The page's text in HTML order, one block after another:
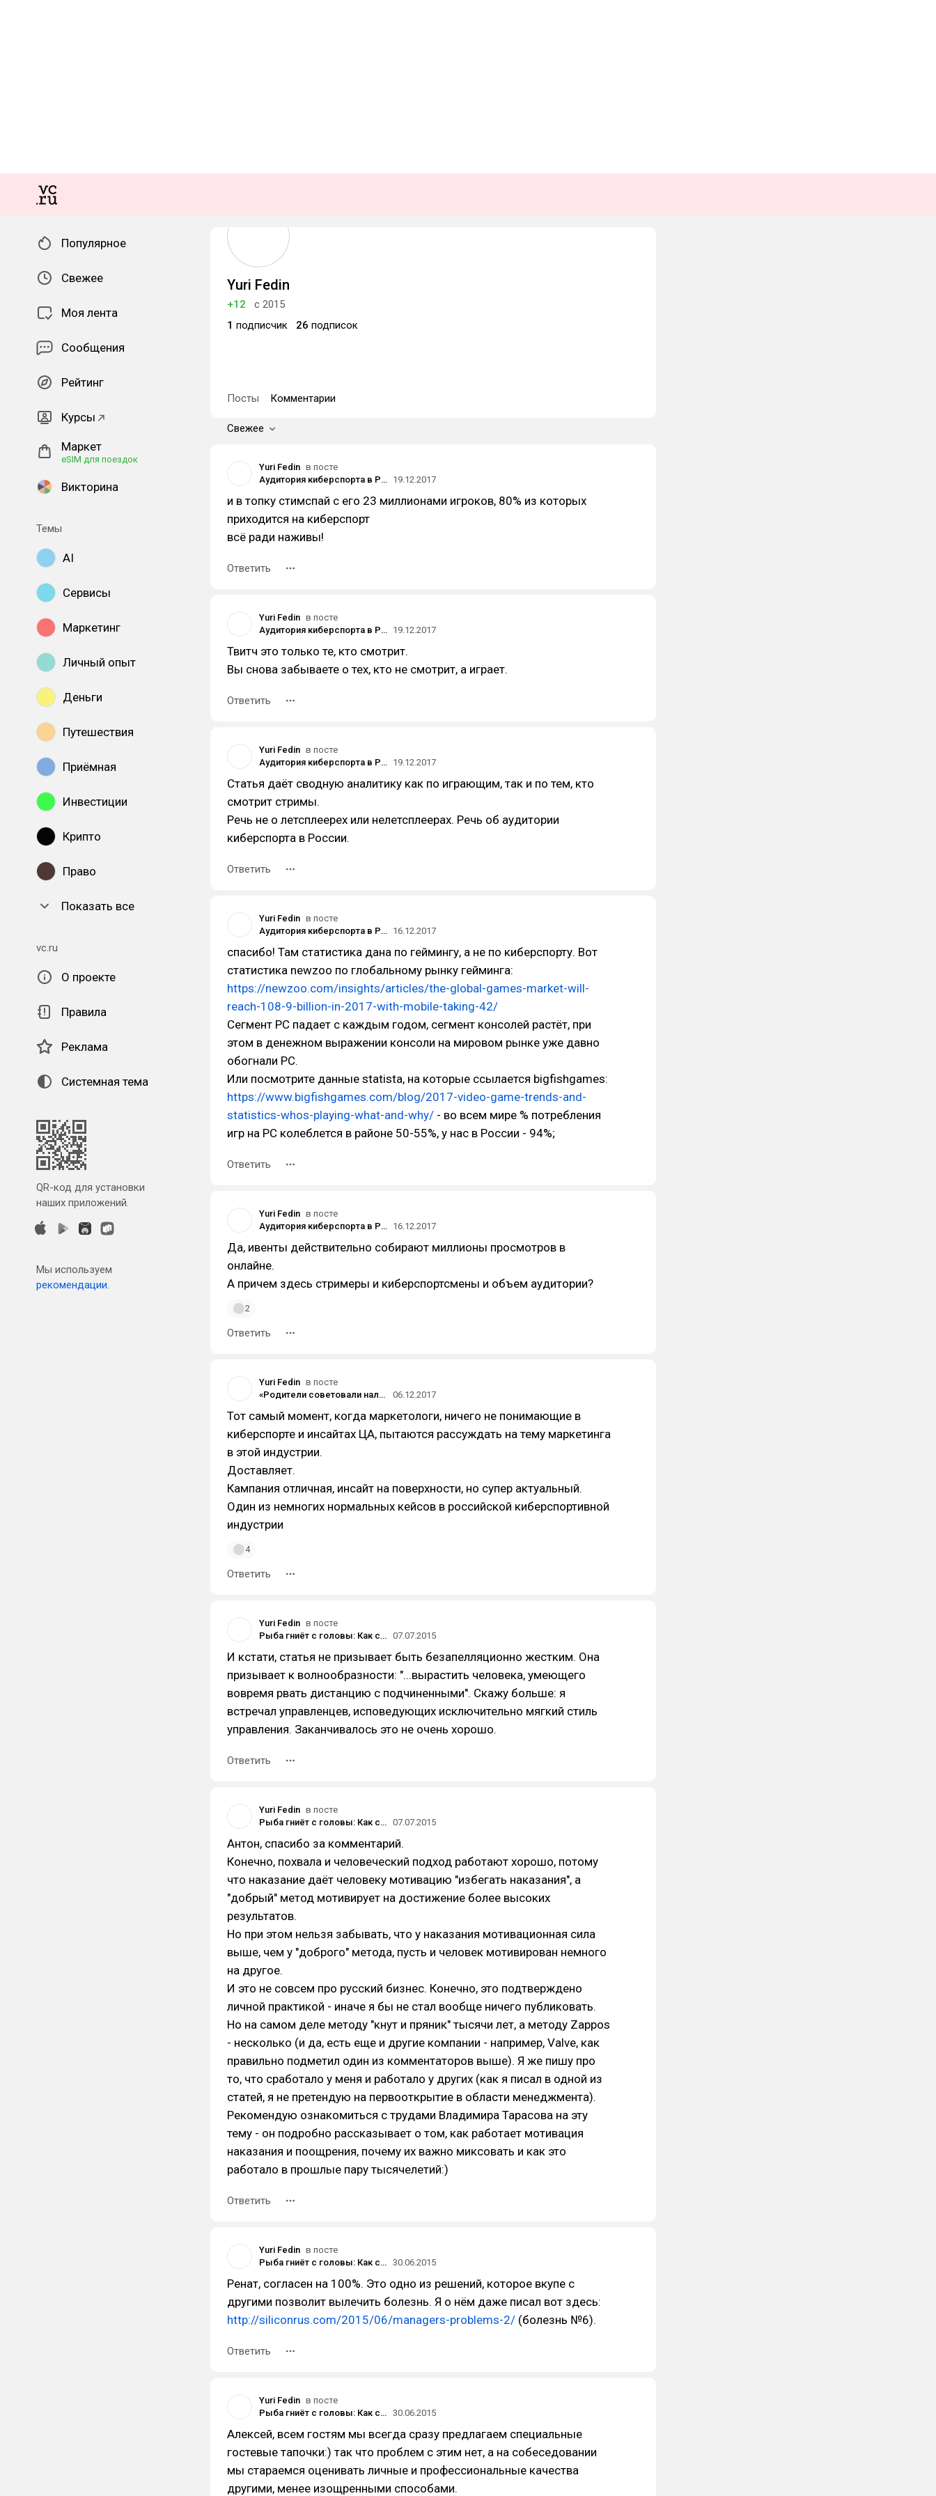
Популярное
Свежее
Моя лента
Сообщения
Рейтинг
Курсы
Маркет
eSIM для поездок
Викторина
Темы
AI
Сервисы
Маркетинг
Личный опыт
Деньги
Путешествия
Приёмная
Инвестиции
Крипто
Право
Показать все
vc.ru
О проекте
Правила
Реклама
Системная тема
QR-код для установки
наших приложений.
Мы используем
рекомендации.
Yuri Fedin
+12
с 2015
1 подписчик 26 подписок
Посты Комментарии
Свежее
Yuri Fedin в посте
Аудитория киберспорта в России: стоит ли заходить на этот рынок 19.12.2017
и в топку стимспай с его 23 миллионами игроков, 80% из которых
приходится на киберспорт
всё ради наживы!
Ответить
Yuri Fedin в посте
Аудитория киберспорта в России: стоит ли заходить на этот рынок 19.12.2017
Твитч это только те, кто смотрит.
Вы снова забываете о тех, кто не смотрит, а играет.
Ответить
Yuri Fedin в посте
Аудитория киберспорта в России: стоит ли заходить на этот рынок 19.12.2017
Статья даёт сводную аналитику как по играющим, так и по тем, кто
смотрит стримы.
Речь не о летсплеерех или нелетсплеерах. Речь об аудитории
киберспорта в России.
Ответить
Yuri Fedin в посте
Аудитория киберспорта в России: стоит ли заходить на этот рынок 16.12.2017
спасибо! Там статистика дана по геймингу, а не по киберспорту. Вот
статистика newzoo по глобальному рынку гейминга:
https://newzoo.com/insights/articles/the-global-games-market-will-
reach-108-9-billion-in-2017-with-mobile-taking-42/
Сегмент PC падает с каждым годом, сегмент консолей растёт, при
этом в денежном выражении консоли на мировом рынке уже давно
обогнали PC.
Или посмотрите данные statista, на которые ссылается bigfishgames:
https://www.bigfishgames.com/blog/2017-video-game-trends-and-
statistics-whos-playing-what-and-why/ - во всем мире % потребления
игр на PC колеблется в районе 50-55%, у нас в России - 94%;
Ответить
Yuri Fedin в посте
Аудитория киберспорта в России: стоит ли заходить на этот рынок 16.12.2017
Да, ивенты действительно собирают миллионы просмотров в
онлайне.
А причем здесь стримеры и киберспортсмены и объем аудитории?
2
Ответить
Yuri Fedin в посте
«Родители советовали наладить личную жизнь и надеть шапку»
06.12.2017
Тот самый момент, когда маркетологи, ничего не понимающие в
киберспорте и инсайтах ЦА, пытаются рассуждать на тему маркетинга
в этой индустрии.
Доставляет.
Кампания отличная, инсайт на поверхности, но супер актуальный.
Один из немногих нормальных кейсов в российской киберспортивной
индустрии
4
Ответить
Yuri Fedin в посте
Рыба гниёт с головы: Как стать руководителем и не облажаться 07.07.2015
И кстати, статья не призывает быть безапелляционно жестким. Она
призывает к волнообразности: "...вырастить человека, умеющего
вовремя рвать дистанцию с подчиненными". Скажу больше: я
встречал управленцев, исповедующих исключительно мягкий стиль
управления. Заканчивалось это не очень хорошо.
Ответить
Yuri Fedin в посте
Рыба гниёт с головы: Как стать руководителем и не облажаться 07.07.2015
Антон, спасибо за комментарий.
Конечно, похвала и человеческий подход работают хорошо, потому
что наказание даёт человеку мотивацию "избегать наказания", а
"добрый" метод мотивирует на достижение более высоких
результатов.
Но при этом нельзя забывать, что у наказания мотивационная сила
выше, чем у "доброго" метода, пусть и человек мотивирован немного
на другое.
И это не совсем про русский бизнес. Конечно, это подтверждено
личной практикой - иначе я бы не стал вообще ничего публиковать.
Но на самом деле методу "кнут и пряник" тысячи лет, а методу Zappos
- несколько (и да, есть еще и другие компании - например, Valve, как
правильно подметил один из комментаторов выше). Я же пишу про
то, что сработало у меня и работало у других (как я писал в одной из
статей, я не претендую на первооткрытие в области менеджмента).
Рекомендую ознакомиться с трудами Владимира Тарасова на эту
тему - он подробно рассказывает о том, как работает мотивация
наказания и поощрения, почему их важно миксовать и как это
работало в прошлые пару тысячелетий:)
Ответить
Yuri Fedin в посте
Рыба гниёт с головы: Как стать руководителем и не облажаться 30.06.2015
Ренат, согласен на 100%. Это одно из решений, которое вкупе с
другими позволит вылечить болезнь. Я о нём даже писал вот здесь:
http://siliconrus.com/2015/06/managers-problems-2/ (болезнь №6).
Ответить
Yuri Fedin в посте
Рыба гниёт с головы: Как стать руководителем и не облажаться 30.06.2015
Алексей, всем гостям мы всегда сразу предлагаем специальные
гостевые тапочки:) так что проблем с этим нет, а на собеседовании
мы стараемся оценивать личные и профессиональные качества
другими, менее изощренными способами.